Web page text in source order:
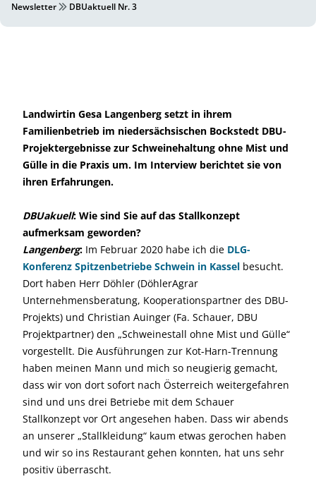
Newsletter DBUaktuell Nr. 3
Landwirtin Gesa Langenberg setzt in ihrem
Familienbetrieb im niedersächsischen Bockstedt DBU-
Projektergebnisse zur Schweinehaltung ohne Mist und
Gülle in die Praxis um. Im Interview berichtet sie von
ihren Erfahrungen.
DBUakuell: Wie sind Sie auf das Stallkonzept
aufmerksam geworden?
Langenberg: Im Februar 2020 habe ich die DLG-
Konferenz Spitzenbetriebe Schwein in Kassel besucht.
Dort haben Herr Döhler (DöhlerAgrar
Unternehmensberatung, Kooperationspartner des DBU-
Projekts) und Christian Auinger (Fa. Schauer, DBU
Projektpartner) den „Schweinestall ohne Mist und Gülle“
vorgestellt. Die Ausführungen zur Kot-Harn-Trennung
haben meinen Mann und mich so neugierig gemacht,
dass wir von dort sofort nach Österreich weitergefahren
sind und uns drei Betriebe mit dem Schauer
Stallkonzept vor Ort angesehen haben. Dass wir abends
an unserer „Stallkleidung“ kaum etwas gerochen haben
und wir so ins Restaurant gehen konnten, hat uns sehr
positiv überrascht.